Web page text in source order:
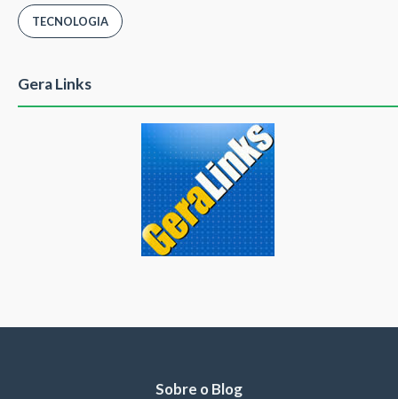
TECNOLOGIA
Gera Links
Sobre o Blog